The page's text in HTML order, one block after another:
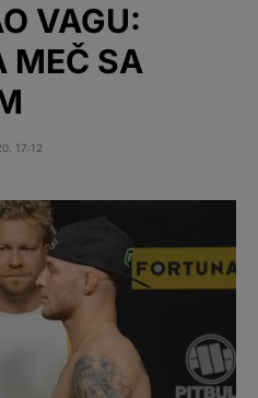
VAGU:
MEČ SA
17:12